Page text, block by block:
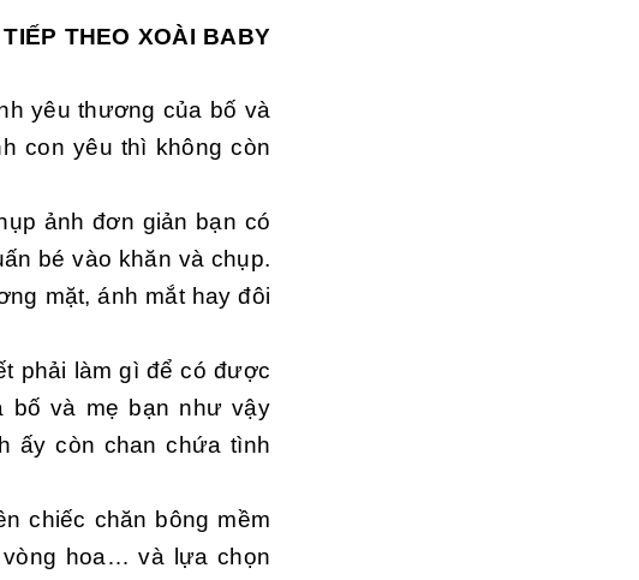
THEO XOÀI BABY
yêu thương của bố và
con yêu thì không còn
ảnh đơn giản bạn có
bé vào khăn và chụp.
mặt, ánh mắt hay đôi
phải làm gì để có được
bố và mẹ bạn như vậy
ấy còn chan chứa tình
chiếc chăn bông mềm
vòng hoa… và lựa chọn